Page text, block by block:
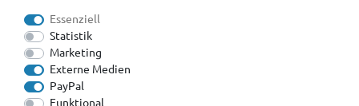
Essenziell
Statistik
Marketing
Externe Medien
PayPal
Funktional